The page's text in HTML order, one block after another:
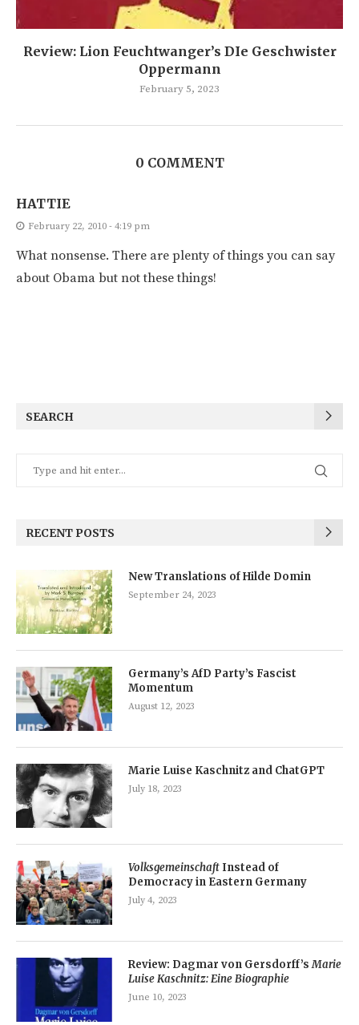
Review: Lion Feuchtwanger’s DIe Geschwister
Oppermann
February 5, 2023
0 COMMENT
HATTIE
February 22, 2010 - 4:19 pm
What nonsense. There are plenty of things you can say
about Obama but not these things!
SEARCH
RECENT POSTS
New Translations of Hilde Domin
September 24, 2023
Germany’s AfD Party’s Fascist
Momentum
August 12, 2023
Marie Luise Kaschnitz and ChatGPT
July 18, 2023
Volksgemeinschaft Instead of
Democracy in Eastern Germany
July 4, 2023
Review: Dagmar von Gersdorff’sMarie
Luise Kaschnitz: Eine Biographie
June 10, 2023